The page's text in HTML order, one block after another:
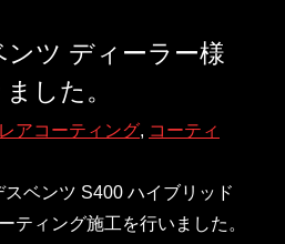
ツ ディーラー様
した。
アコーティング, コーティ
スベンツ S400 ハイブリッド
ティング施工を行いました。